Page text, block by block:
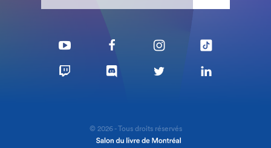
© 2026 - Tous droits réservés